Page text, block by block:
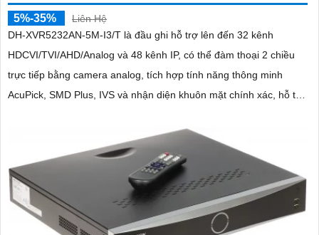
5%-35%
Liên Hệ
DH-XVR5232AN-5M-I3/T là đầu ghi hỗ trợ lên đến 32 kênh
HDCVI/TVI/AHD/Analog và 48 kênh IP, có thể đàm thoại 2 chiều
trực tiếp bằng camera analog, tích hợp tính năng thông minh
AcuPick, SMD Plus, IVS và nhận diện khuôn mặt chính xác, hỗ trợ